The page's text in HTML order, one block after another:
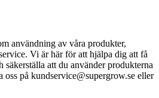
användning av våra produkter,
Vi är här för att hjälpa dig att få
säkerställa att du använder produkterna
oss på kundservice@supergrow.se eller